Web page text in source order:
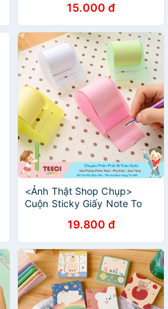
list, bookmark, checklist dễ
thương
15.000 đ
<Ảnh Thật Shop Chụp>
Cuộn Sticky Giấy Note To
Kèm Khay Xé Tiện Lợi
Teeci603
19.800 đ